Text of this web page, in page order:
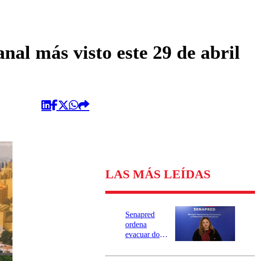
más visto este 29 de abril
LAS MÁS LEÍDAS
Senapred
ordena
evacuar dos
Carahue por